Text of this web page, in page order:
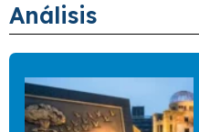
Análisis